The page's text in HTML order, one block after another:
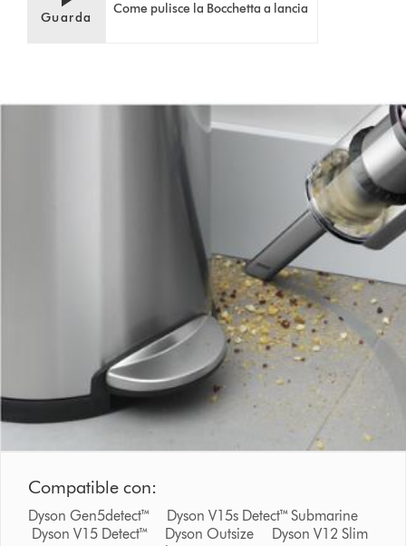
Guarda
Come pulisce la Bocchetta a lancia
Compatible con:
Dyson Gen5detect™ Dyson V15s Detect™ Submarine
Dyson V15 Detect™ Dyson Outsize Dyson V12 Slim